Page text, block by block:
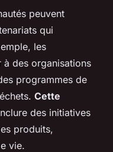
peuvent
qui
les
à des organisations
programmes de
Cette
des initiatives
produits,
vie.